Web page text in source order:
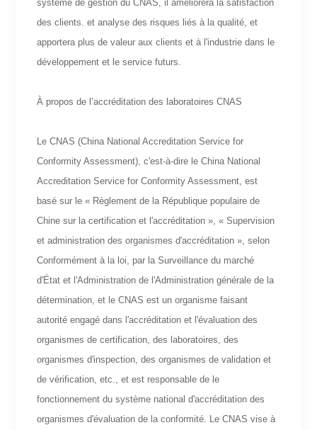
système de gestion du CNAS, il améliorera la satisfaction
des clients. et analyse des risques liés à la qualité, et
apportera plus de valeur aux clients et à l'industrie dans le
développement et le service futurs.
À propos de l’accréditation des laboratoires CNAS
Le CNAS (China National Accreditation Service for
Conformity Assessment), c'est-à-dire le China National
Accreditation Service for Conformity Assessment, est
basé sur le « Règlement de la République populaire de
Chine sur la certification et l'accréditation », « Supervision
et administration des organismes d'accréditation », selon
Conformément à la loi, par la Surveillance du marché
d'État et l'Administration de l'Administration générale de la
détermination, et le CNAS est un organisme faisant
autorité engagé dans l'accréditation et l'évaluation des
organismes de certification, des laboratoires, des
organismes d'inspection, des organismes de validation et
de vérification, etc., et est responsable de le
fonctionnement du système national d'accréditation des
organismes d'évaluation de la conformité. Le CNAS vise à